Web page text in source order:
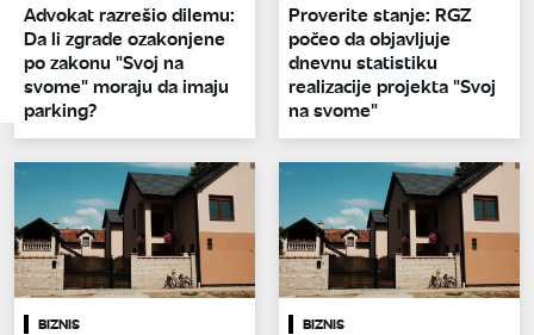
Advokat razrešio dilemu:
Da li zgrade ozakonjene
po zakonu "Svoj na
svome" moraju da imaju
parking?
Proverite stanje: RGZ
počeo da objavljuje
dnevnu statistiku
realizacije projekta "Svoj
na svome"
BIZNIS BIZNIS